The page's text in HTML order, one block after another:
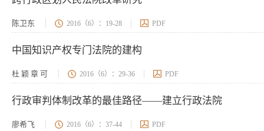
陈卫东 2016（6）：19-28 PDF
中国知识产权专门法院的建构
杜 颖 章 可 2016（6）：29-36 PDF
行政审判体制改革的最佳路径——建立行政法院
廖希飞 2016（6）：37-44 PDF